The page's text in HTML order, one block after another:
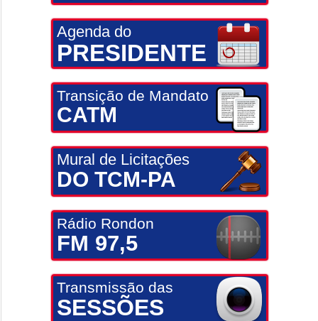
Agenda do
PRESIDENTE
Transição de Mandato
CATM
Mural de Licitações
DO TCM-PA
Rádio Rondon
FM 97,5
Transmissão das
SESSÕES